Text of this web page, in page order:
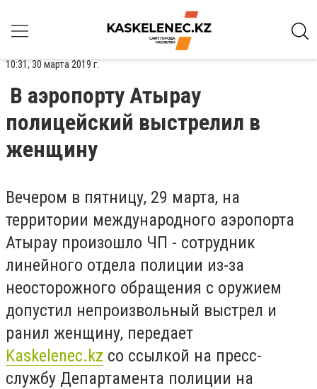
10:31, 30 марта 2019 г.
В аэропорту Атырау
полицейский выстрелил в
женщину
Вечером в пятницу, 29 марта, на
территории международного аэропорта
Атырау произошло ЧП - сотрудник
линейного отдела полиции из-за
неосторожного обращения с оружием
допустил непроизвольный выстрел и
ранил женщину, передает
Kaskelenec.kz со ссылкой на пресс-
службу Департамента полиции на